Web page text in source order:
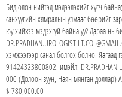
Бид олон нийтэд мэдээлэхийг хүсч
санхүүгийн хямралын улмаас бөөрийг
юу хийхээ мэдэхгүй байна уу? Дараа нь
хэмжээгээр санал болгох болно. Яагаад
91424323800802. имэйл:
000 (Долоон зуун, Наян мянган доллар)
$ 780,000.00